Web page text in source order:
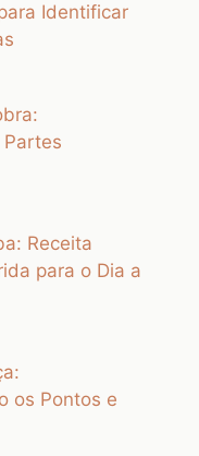
Identificar
Receita
para o Dia a
os Pontos e